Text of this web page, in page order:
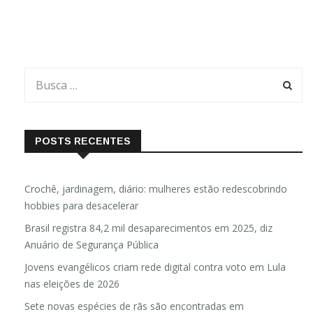
POSTS RECENTES
Crochê, jardinagem, diário: mulheres estão redescobrindo
hobbies para desacelerar
Brasil registra 84,2 mil desaparecimentos em 2025, diz
Anuário de Segurança Pública
Jovens evangélicos criam rede digital contra voto em Lula
nas eleições de 2026
Sete novas espécies de rãs são encontradas em